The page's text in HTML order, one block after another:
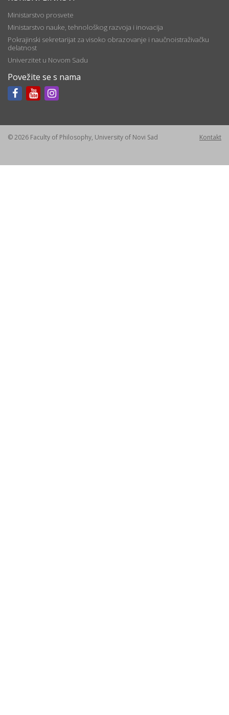
Ministarstvo prosvete
Ministarstvo nauke, tehnološkog razvoja i inovacija
Pokrajinski sekretarijat za visoko obrazovanje i naučnoistraživačku
delatnost
Univerzitet u Novom Sadu
Povežite se s nama
© 2026 Faculty of Philosophy, University of Novi Sad Kontakt